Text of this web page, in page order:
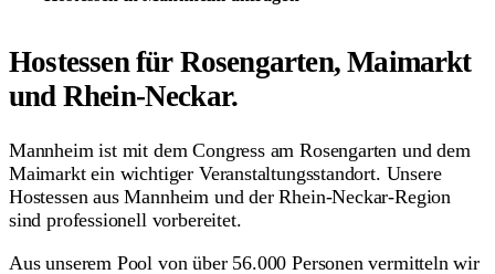
Hostessen für Rosengarten, Maimarkt
und Rhein-Neckar.
Mannheim ist mit dem Congress am Rosengarten und dem
Maimarkt ein wichtiger Veranstaltungsstandort. Unsere
Hostessen aus Mannheim und der Rhein-Neckar-Region
sind professionell vorbereitet.
Aus unserem Pool von über 56.000 Personen vermitteln wir